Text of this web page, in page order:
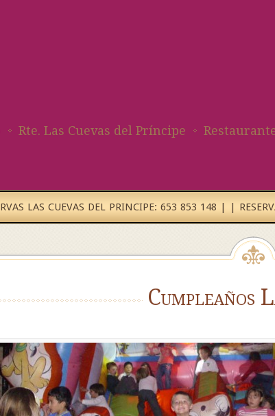
Rte. Las Cuevas del Príncipe
LAS CUEVAS DEL PRINCIPE: 653 853 148 | |
Cumpleaños